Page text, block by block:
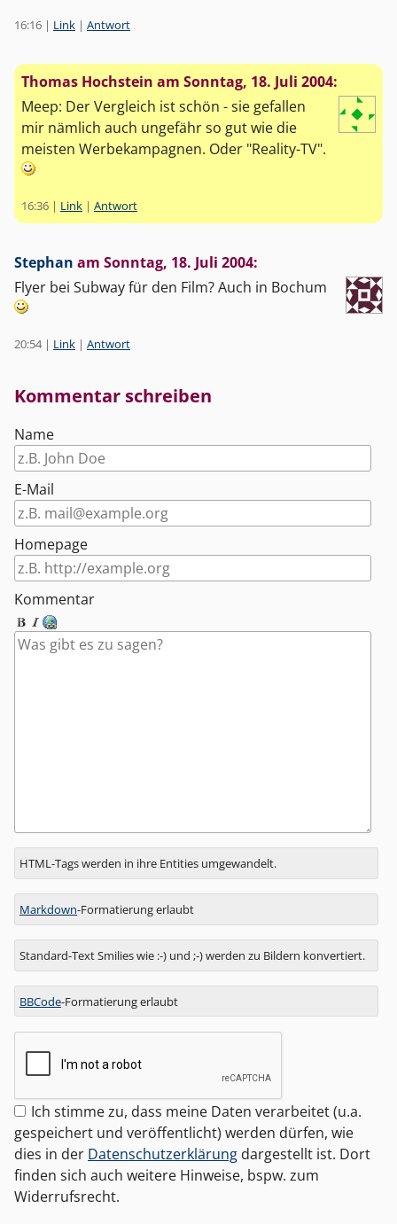
16:16 | Link | Antwort
Thomas Hochstein am Sonntag, 18. Juli 2004:
Meep: Der Vergleich ist schön - sie gefallen
mir nämlich auch ungefähr so gut wie die
meisten Werbekampagnen. Oder "Reality-TV".
16:36 | Link | Antwort
Stephan am Sonntag, 18. Juli 2004:
Flyer bei Subway für den Film? Auch in Bochum
20:54| Link | Antwort
Kommentar schreiben
Name
E-Mail
Homepage
Kommentar
Antwort
zu
HTML-Tags werden in ihre Entities umgewandelt.
Markdown-Formatierung erlaubt
Standard-Text Smilies wie :-) und ;-) werden zu Bildern konvertiert.
BBCode-Formatierung erlaubt
Ich stimme zu, dass meine Daten verarbeitet (u.a.
gespeichert und veröffentlicht) werden dürfen, wie
dies in der Datenschutzerklärung dargestellt ist. Dort
finden sich auch weitere Hinweise, bspw. zum
Widerrufsrecht.